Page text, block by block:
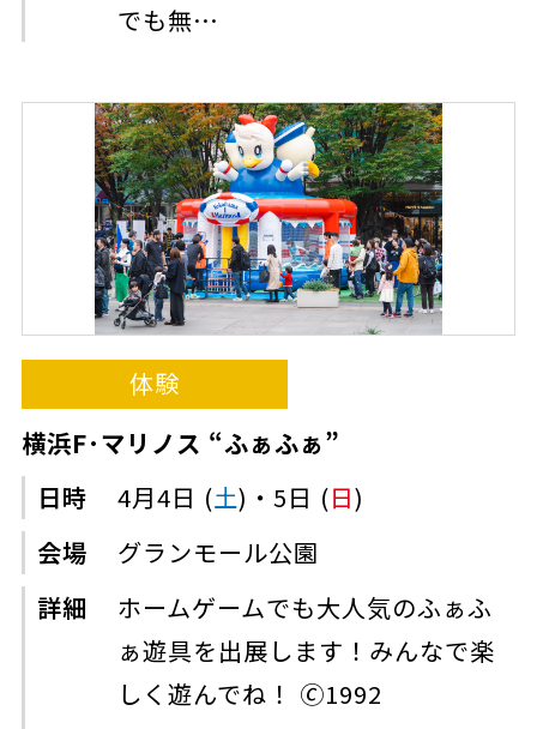
でも無…
体験
横浜F･マリノス “ふぁふぁ”
日時 4月4日 (土)・5日 (日)
会場
グランモール公園
詳細
ホームゲームでも大人気のふぁふ
ぁ遊具を出展します！みんなで楽
しく遊んでね！ 🄫1992